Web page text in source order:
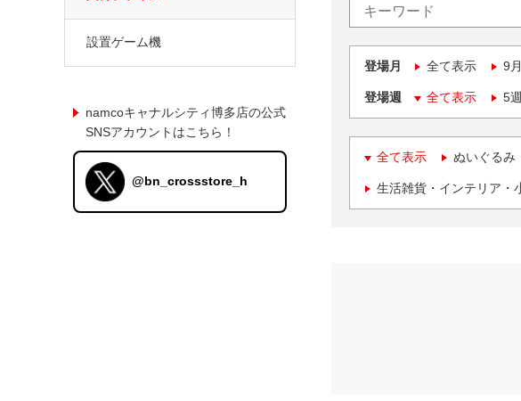
登場月 全て表示 9月
登場週 全て表示 5週
全て表示 ぬいぐるみ
生活雑貨・インテリア・
設置ゲーム機
namcoキャナルシティ博多店の公式
SNSアカウントはこちら！
@bn_crossstore_h